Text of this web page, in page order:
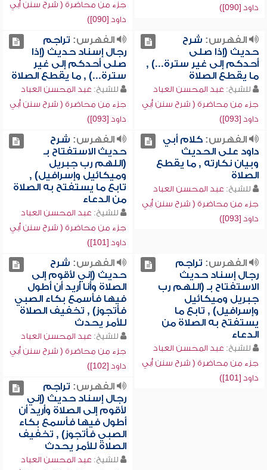
داود [090])
جزء من محاضرة ( شرح سنن أبي
داود [090])
الفهرس: شرح
حديث (إذا صلى
أحدكم إلى غير سترة...) ,
ما يقطع الصلاة
للشيخ: عبد المحسن العباد
جزء من محاضرة ( شرح سنن أبي
داود [093])
الفهرس: تراجم
رجال إسناد حديث (إذا
صلى أحدكم إلى غير
سترة...) , ما يقطع الصلاة
للشيخ: عبد المحسن العباد
جزء من محاضرة ( شرح سنن أبي
داود [093])
الفهرس:كلام أبي
داود على الحديث
وبيان نكارته , ما يقطع
الصلاة
للشيخ: عبد المحسن العباد
جزء من محاضرة ( شرح سنن أبي
داود [093])
الفهرس: شرح
حديث الاستفتاح بـ
(اللهم رب جبريل
وميكائيل وإسرافيل) ,
تابع ما يستفتح به الصلاة
من الدعاء
للشيخ: عبد المحسن العباد
جزء من محاضرة ( شرح سنن أبي
داود [101])
الفهرس: تراجم
رجال إسناد حديث
الاستفتاح بـ (اللهم رب
جبريل وميكائيل
وإسرافيل) , تابع ما
يستفتح به الصلاة من
الدعاء
للشيخ: عبد المحسن العباد
جزء من محاضرة ( شرح سنن أبي
داود [101])
الفهرس: شرح
حديث (إني لأقوم إلى
الصلاة وأنا أريد أن أطول
فيها فأسمع بكاء الصبي
فأتجوز) , تخفيف الصلاة
للأمر يحدث
للشيخ: عبد المحسن العباد
جزء من محاضرة ( شرح سنن أبي
داود [102])
الفهرس: تراجم
رجال إسناد حديث (إني
لأقوم إلى الصلاة وأريد أن
أطول فيها فأسمع بكاء
الصبي فأتجوز) , تخفيف
الصلاة للأمر يحدث
للشيخ: عبد المحسن العباد